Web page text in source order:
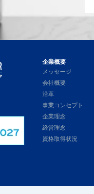
企業概要
メッセージ
会社概要
沿革
事業コンセプト
企業理念
経営理念
資格取得状況